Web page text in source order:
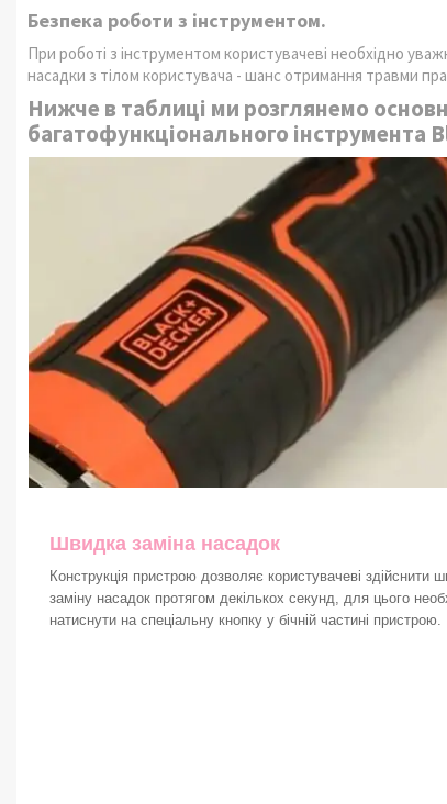
Безпека роботи з інструментом.
При роботі з інструментом користувачеві необхідно
насадки з тілом користувача - шанс отримання травми
Нижче в таблиці ми розглянемо
багатофункціонального інструмента
Швидка заміна насадок
Конструкція пристрою дозволяє користувачеві здійснити
заміну насадок протягом декількох секунд, для цього
натиснути на спеціальну кнопку у бічній частині пристрою.